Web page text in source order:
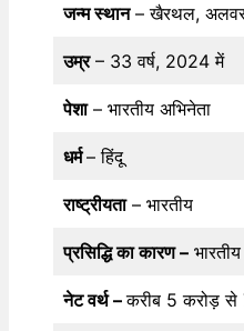
जन्म स्थान– खैरथल,
उम्र– 33 वर्ष, 2024 में
पेशा– भारतीय अभिनेता
धर्म– हिंदू
राष्ट्रीयता– भारतीय
प्रसिद्धि का कारण –
नेट वर्थ –करीब 5 करोड़ से